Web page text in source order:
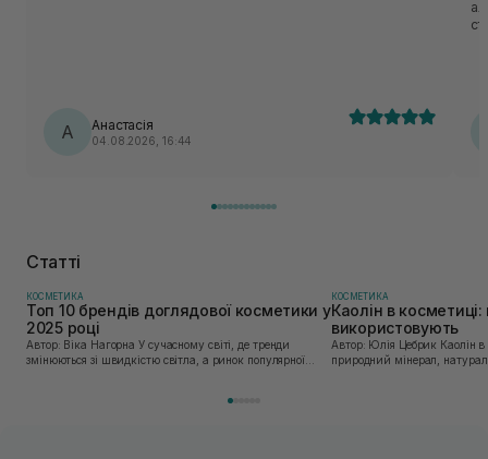
А Анастасія
04.08.2026, 16:44
Статті
КОСМЕТИКА
Топ 10 брендів доглядової косметики у
2025 році
Автор: Віка Нагорна У сучасному світі, де тренди
змінюються зі швидкістю світла, а ринок популярної
КОСМЕТИКА
Каолін в
використовують
Автор: Юлія Цебрик Каолін в косметології – це
природний мінерал,